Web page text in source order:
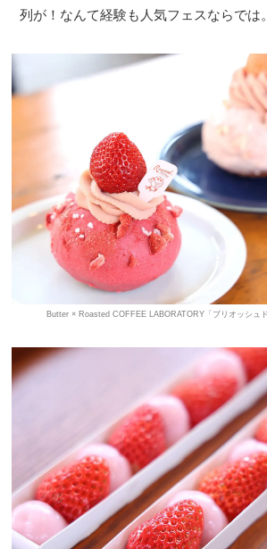
列が！なんて経験も人気フェスならでは
Butter × Roasted COFFEE LABORATORY「ブリオッシュ